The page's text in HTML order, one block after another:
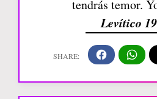
tendrás temor.
Levítico